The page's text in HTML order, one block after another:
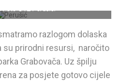
Foto ©TZ Perušić.
razlogom dolaska
su prirodni resursi, naročito
Grabovača. Uz špilju
za posjete gotovo cijele